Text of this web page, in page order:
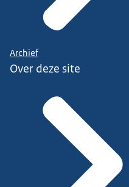
Archief
Over deze site